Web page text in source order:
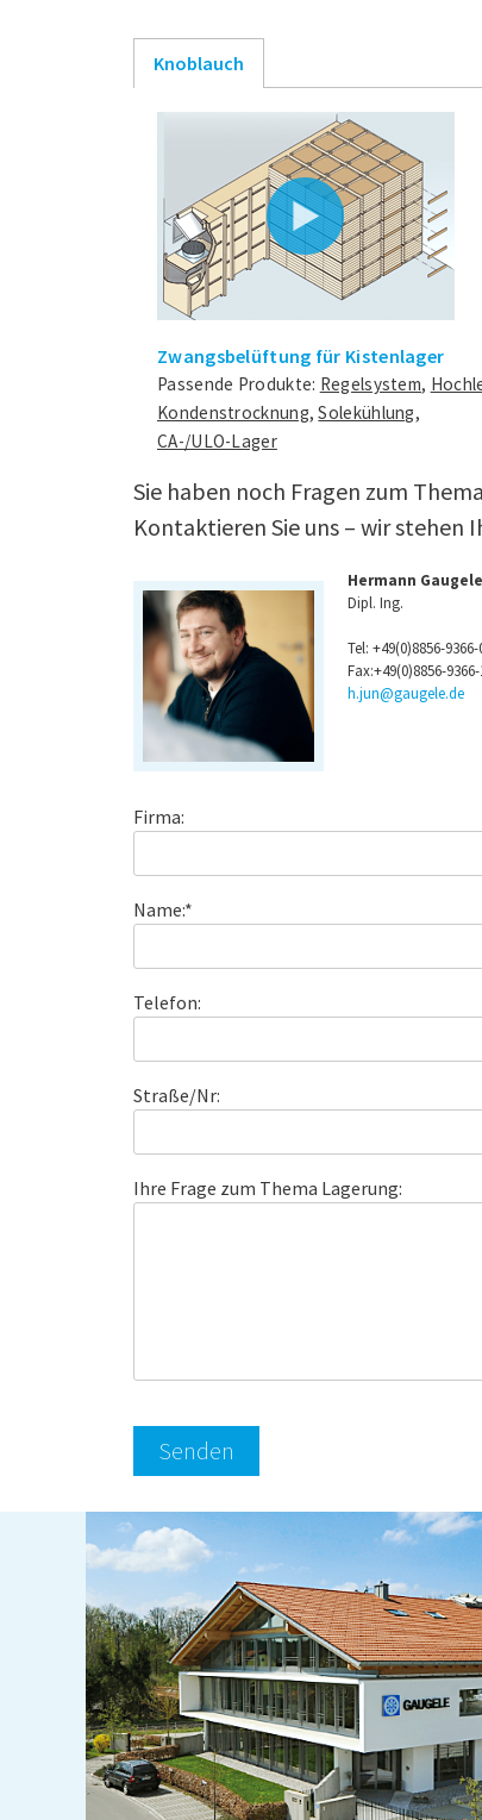
Knoblauch
Zwangsbelüftung für Kistenlager
Passende Produkte: Regelsystem,
Kondenstrocknung,Solekühlung,
CA-/ULO-Lager
Sie haben noch Fragen zum
Kontaktieren Sie uns – wir stehen
Hermann
Dipl. Ing.
Tel: +49(0)8856-9366-
Fax:+49(0)8856-
h.jun@gaugele.de
Firma:
Name:*
Telefon:
Straße/Nr:
Ihre Frage zum Thema Lagerung: